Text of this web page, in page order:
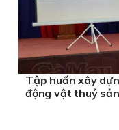
Tập huấn xây
động vật thuỷ sản